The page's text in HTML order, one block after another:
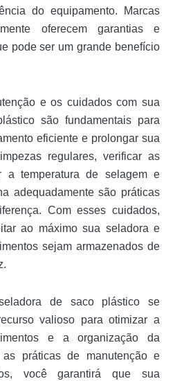
do equipamento. Marcas
oferecem garantias e
pode ser um grande benefício
e os cuidados com sua
são fundamentais para
eficiente e prolongar sua
regulares, verificar as
a temperatura de selagem e
adequadamente são práticas
Com esses cuidados,
ao máximo sua seladora e
sejam armazenados de
de saco plástico se
valioso para otimizar a
e a organização da
práticas de manutenção e
você garantirá que sua